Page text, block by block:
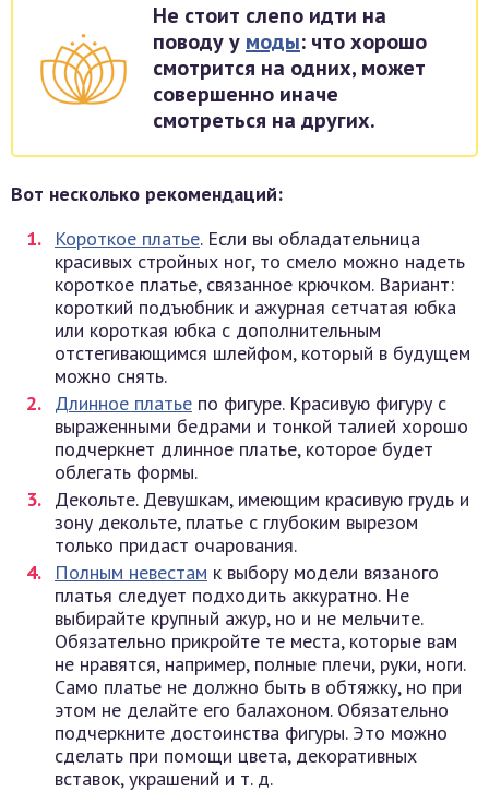
Не стоит слепо идти на
поводу у моды: что хорошо
смотрится на одних, может
совершенно иначе
смотреться на других.
Вот несколько рекомендаций:
Короткое платье. Если вы обладательница
красивых стройных ног, то смело можно надеть
короткое платье, связанное крючком. Вариант:
короткий подъюбник и ажурная сетчатая юбка
или короткая юбка с дополнительным
отстегивающимся шлейфом, который в будущем
можно снять.
Длинное платье по фигуре. Красивую фигуру с
выраженными бедрами и тонкой талией хорошо
подчеркнет длинное платье, которое будет
облегать формы.
Декольте. Девушкам, имеющим красивую грудь и
зону декольте, платье с глубоким вырезом
только придаст очарования.
Полным невестам к выбору модели вязаного
платья следует подходить аккуратно. Не
выбирайте крупный ажур, но и не мельчите.
Обязательно прикройте те места, которые вам
не нравятся, например, полные плечи, руки, ноги.
Само платье не должно быть в обтяжку, но при
этом не делайте его балахоном. Обязательно
подчеркните достоинства фигуры. Это можно
сделать при помощи цвета, декоративных
вставок, украшений и т. д.